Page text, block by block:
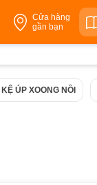
Cửa hàng
gần bạn
KỆ ÚP XOONG NỒI